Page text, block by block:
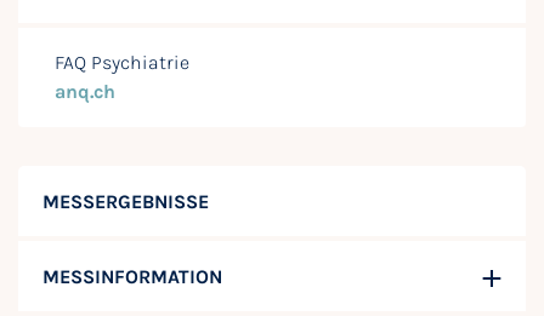
MESSERGEBNISSE
MESSINFORMATION
FAQ Psychiatrie
anq.ch